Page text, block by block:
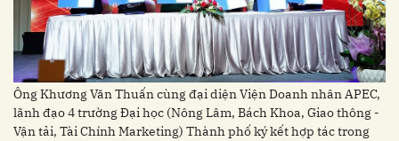
Ông Khương Văn Thuấn cùng đại diện Viện Doanh nhân APEC,
lãnh đạo 4 trường Đại học (Nông Lâm, Bách Khoa, Giao thông -
Vận tải, Tài Chính Marketing) Thành phố ký kết hợp tác trong